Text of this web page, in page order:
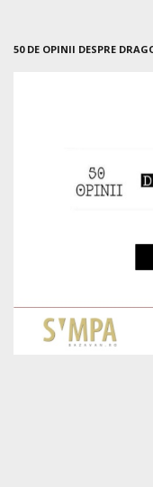
50 DE OPINII DESPRE